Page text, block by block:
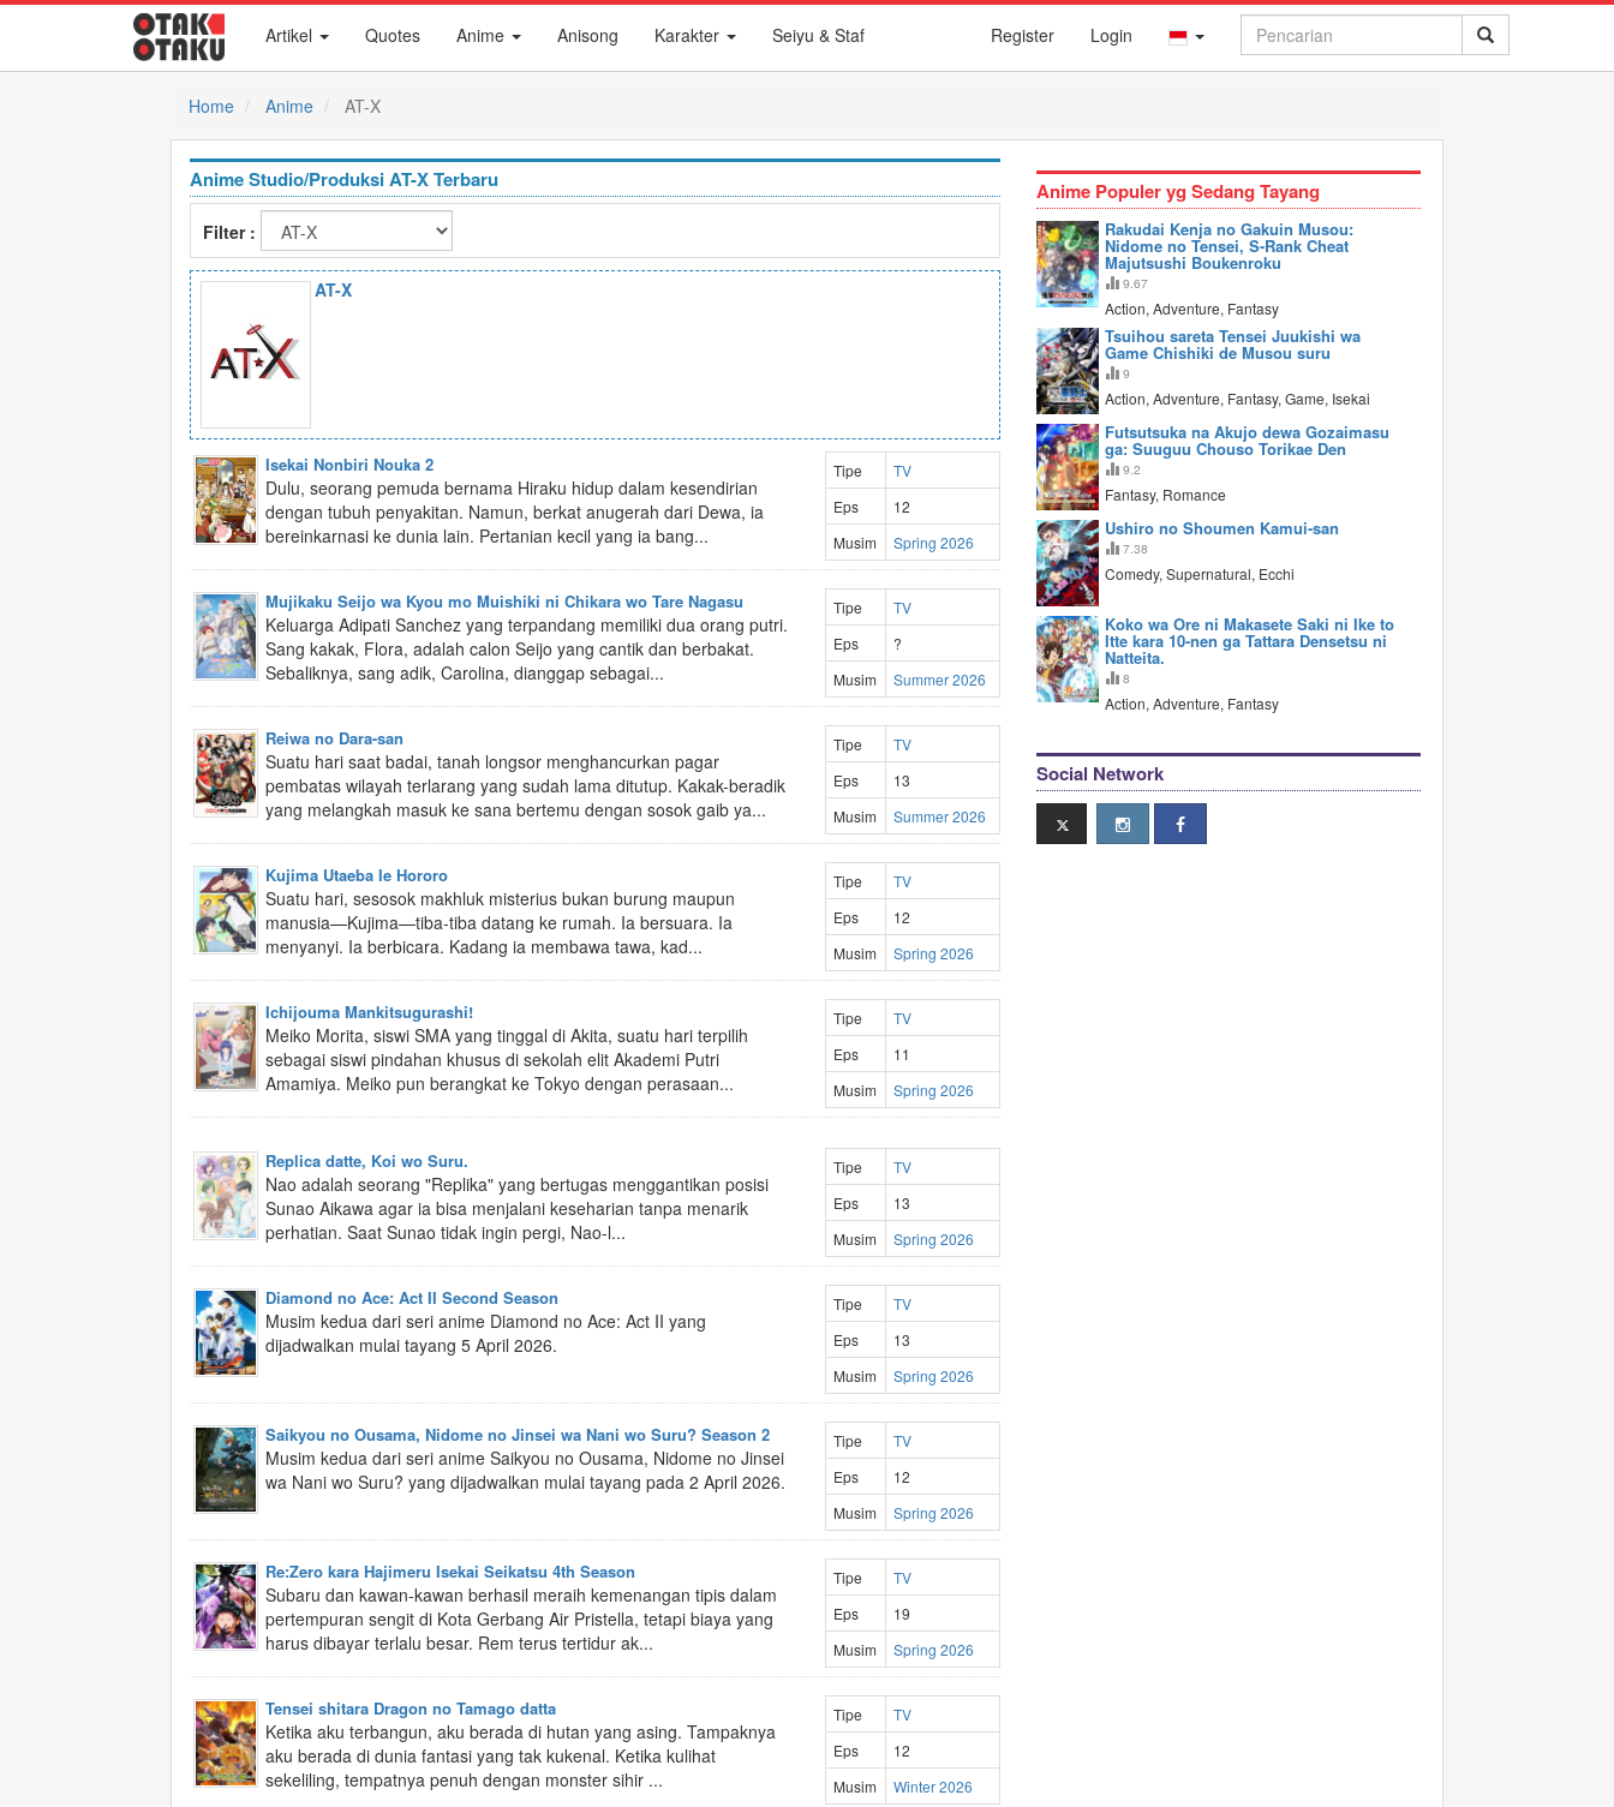
Register Login
Artikel Quotes Anime Anisong Karakter Seiyu & Staf
Home Anime AT-X
Anime Studio/Produksi AT-X Terbaru
Filter :
AT-X
Isekai Nonbiri Nouka 2
Dulu, seorang pemuda bernama Hiraku hidup dalam kesendirian
dengan tubuh penyakitan. Namun, berkat anugerah dari Dewa, ia
bereinkarnasi ke dunia lain. Pertanian kecil yang ia bang...
Tipe
TV
Eps
12
Musim
Spring 2026
Mujikaku Seijo wa Kyou mo Muishiki ni Chikara wo Tare Nagasu
Keluarga Adipati Sanchez yang terpandang memiliki dua orang putri.
Sang kakak, Flora, adalah calon Seijo yang cantik dan berbakat.
Sebaliknya, sang adik, Carolina, dianggap sebagai...
Tipe
TV
Eps
?
Musim
Summer 2026
Reiwa no Dara-san
Suatu hari saat badai, tanah longsor menghancurkan pagar
pembatas wilayah terlarang yang sudah lama ditutup. Kakak-beradik
yang melangkah masuk ke sana bertemu dengan sosok gaib ya...
Tipe
TV
Eps
13
Musim
Summer 2026
Kujima Utaeba Ie Hororo
Suatu hari, sesosok makhluk misterius bukan burung maupun
manusia—Kujima—tiba-tiba datang ke rumah. Ia bersuara. Ia
menyanyi. Ia berbicara. Kadang ia membawa tawa, kad...
Tipe
TV
Eps
12
Musim
Spring 2026
Ichijouma Mankitsugurashi!
Meiko Morita, siswi SMA yang tinggal di Akita, suatu hari terpilih
sebagai siswi pindahan khusus di sekolah elit Akademi Putri
Amamiya. Meiko pun berangkat ke Tokyo dengan perasaan...
Tipe
TV
Eps
11
Musim
Spring 2026
Replica datte, Koi wo Suru.
Nao adalah seorang "Replika" yang bertugas menggantikan posisi
Sunao Aikawa agar ia bisa menjalani keseharian tanpa menarik
perhatian. Saat Sunao tidak ingin pergi, Nao-l...
Tipe
TV
Eps
13
Musim
Spring 2026
Diamond no Ace: Act II Second Season
Musim kedua dari seri anime Diamond no Ace: Act II yang
dijadwalkan mulai tayang 5 April 2026.
Tipe
TV
Eps
13
Musim
Spring 2026
Saikyou no Ousama, Nidome no Jinsei wa Nani wo Suru? Season 2
Musim kedua dari seri anime Saikyou no Ousama, Nidome no Jinsei
wa Nani wo Suru? yang dijadwalkan mulai tayang pada 2 April 2026.
Tipe
TV
Eps
12
Musim
Spring 2026
Re:Zero kara Hajimeru Isekai Seikatsu 4th Season
Subaru dan kawan-kawan berhasil meraih kemenangan tipis dalam
pertempuran sengit di Kota Gerbang Air Pristella, tetapi biaya yang
harus dibayar terlalu besar. Rem terus tertidur ak...
Tipe
TV
Eps
19
Musim
Spring 2026
Tensei shitara Dragon no Tamago datta
Ketika aku terbangun, aku berada di hutan yang asing. Tampaknya
aku berada di dunia fantasi yang tak kukenal. Ketika kulihat
sekeliling, tempatnya penuh dengan monster sihir ...
Tipe
TV
Eps
12
Musim
Winter 2026
Anime Populer yg Sedang Tayang
Rakudai Kenja no Gakuin Musou:
Nidome no Tensei, S-Rank Cheat
Majutsushi Boukenroku
9.67
Action, Adventure, Fantasy
Tsuihou sareta Tensei Juukishi wa
Game Chishiki de Musou suru
9
Action, Adventure, Fantasy, Game, Isekai
Futsutsuka na Akujo dewa Gozaimasu
ga: Suuguu Chouso Torikae Den
9.2
Fantasy, Romance
Ushiro no Shoumen Kamui-san
7.38
Comedy, Supernatural, Ecchi
Koko wa Ore ni Makasete Saki ni Ike to
Itte kara 10-nen ga Tattara Densetsu ni
Natteita.
8
Action, Adventure, Fantasy
Social Network